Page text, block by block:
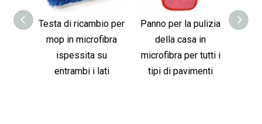
Testa di ricambio per
mop in microfibra
ispessita su
entrambi i lati
Panno per la pulizia
della casa in
microfibra per tutti i
tipi di pavimenti